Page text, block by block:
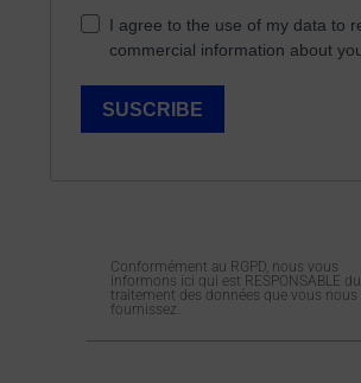
Conformément au RGPD, nous vous
informons ici qui est RESPONSABLE du
traitement des données que vous nous
fournissez.